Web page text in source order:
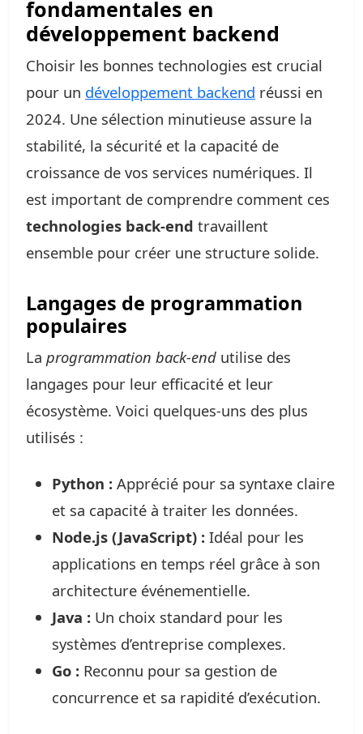
fondamentales en
développement backend
Choisir les bonnes technologies est crucial
pour un développement backend réussi en
2024. Une sélection minutieuse assure la
stabilité, la sécurité et la capacité de
croissance de vos services numériques. Il
est important de comprendre comment ces
technologies back-end travaillent
ensemble pour créer une structure solide.
Langages de programmation
populaires
La programmation back-end utilise des
langages pour leur efficacité et leur
écosystème. Voici quelques-uns des plus
utilisés :
Python : Apprécié pour sa syntaxe claire
et sa capacité à traiter les données.
Node.js (JavaScript) : Idéal pour les
applications en temps réel grâce à son
architecture événementielle.
Java : Un choix standard pour les
systèmes d’entreprise complexes.
Go : Reconnu pour sa gestion de
concurrence et sa rapidité d’exécution.